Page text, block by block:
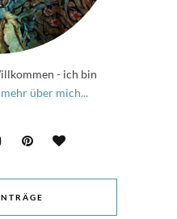
- ich bin
mehr über mich...